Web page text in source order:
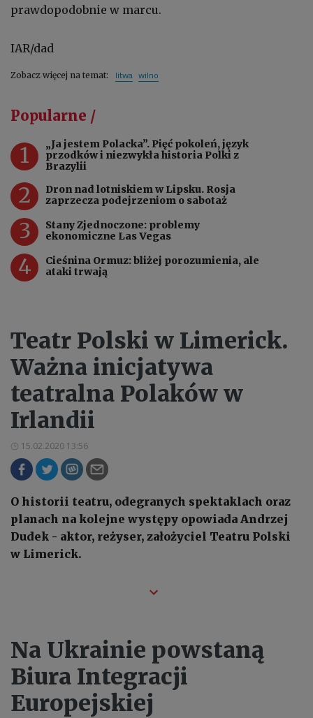
prawdopodobnie w marcu.
IAR/dad
Zobacz więcej na temat: litwa wilno
Popularne /
1
„Ja jestem Polacka”. Pięć pokoleń, język
przodków i niezwykła historia Polki z
Brazylii
2
Dron nad lotniskiem w Lipsku. Rosja
zaprzecza podejrzeniom o sabotaż
3
Stany Zjednoczone: problemy
ekonomiczne Las Vegas
4
Cieśnina Ormuz: bliżej porozumienia, ale
ataki trwają
Teatr Polski w Limerick.
Ważna inicjatywa
teatralna Polaków w
Irlandii
15.02.2020 13:56
O historii teatru, odegranych spektaklach oraz
planach na kolejne występy opowiada Andrzej
Dudek - aktor, reżyser, założyciel Teatru Polski
w Limerick.
Na Ukrainie powstaną
Biura Integracji
Europejskiej